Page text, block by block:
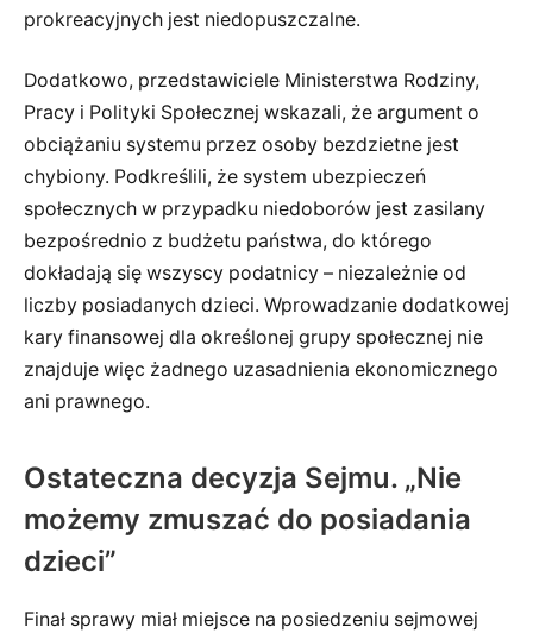
prokreacyjnych jest niedopuszczalne.
Dodatkowo, przedstawiciele Ministerstwa Rodziny,
Pracy i Polityki Społecznej wskazali, że argument o
obciążaniu systemu przez osoby bezdzietne jest
chybiony. Podkreślili, że system ubezpieczeń
społecznych w przypadku niedoborów jest zasilany
bezpośrednio z budżetu państwa, do którego
dokładają się wszyscy podatnicy – niezależnie od
liczby posiadanych dzieci. Wprowadzanie dodatkowej
kary finansowej dla określonej grupy społecznej nie
znajduje więc żadnego uzasadnienia ekonomicznego
ani prawnego.
Ostateczna decyzja Sejmu. „Nie
możemy zmuszać do posiadania
dzieci”
Finał sprawy miał miejsce na posiedzeniu sejmowej